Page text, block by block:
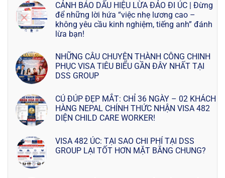
CẢNH BÁO DẤU HIỆU LỪA ĐẢO ĐI ÚC | Đừng
để những lời hứa “việc nhẹ lương cao –
không yêu cầu kinh nghiệm, tiếng anh” đánh
lừa bạn!
NHỮNG CÂU CHUYỆN THÀNH CÔNG CHINH
PHỤC VISA TIÊU BIỂU GẦN ĐÂY NHẤT TẠI
DSS GROUP
CÚ ĐÚP ĐẸP MẮT: CHỈ 36 NGÀY – 02 KHÁCH
HÀNG NEPAL CHÍNH THỨC NHẬN VISA 482
DIỆN CHILD CARE WORKER!
VISA 482 ÚC: TẠI SAO CHI PHÍ TẠI DSS
GROUP LẠI TỐT HƠN MẶT BẰNG CHUNG?